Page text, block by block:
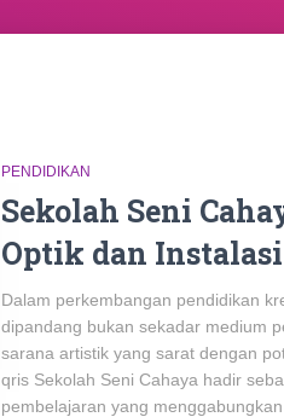
PENDIDIKAN
Sekolah Seni
Optik dan
Dalam perkembangan pendidikan
dipandang bukan sekadar medium
sarana artistik yang sarat dengan
qris Sekolah Seni Cahaya hadir
pembelajaran yang